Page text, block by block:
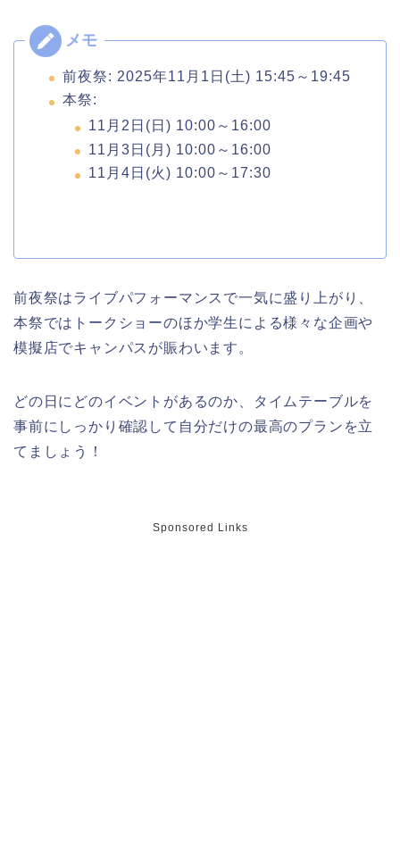
前夜祭: 2025年11月1日(土) 15:45～19:45
本祭:
11月2日(日) 10:00～16:00
11月3日(月) 10:00～16:00
11月4日(火) 10:00～17:30
前夜祭はライブパフォーマンスで一気に盛り上がり、
本祭ではトークショーのほか学生による様々な企画や
模擬店でキャンパスが賑わいます。
どの日にどのイベントがあるのか、タイムテーブルを
事前にしっかり確認して自分だけの最高のプランを立
てましょう！
Sponsored Links